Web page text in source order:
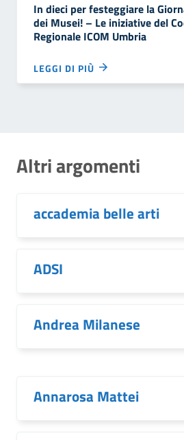
In dieci per festeggiare la
dei Musei! – Le iniziative del
Regionale ICOM Umbria
LEGGI DI PIÙ
Altri argomenti
accademia belle arti
ADSI
Andrea Milanese
Annarosa Mattei